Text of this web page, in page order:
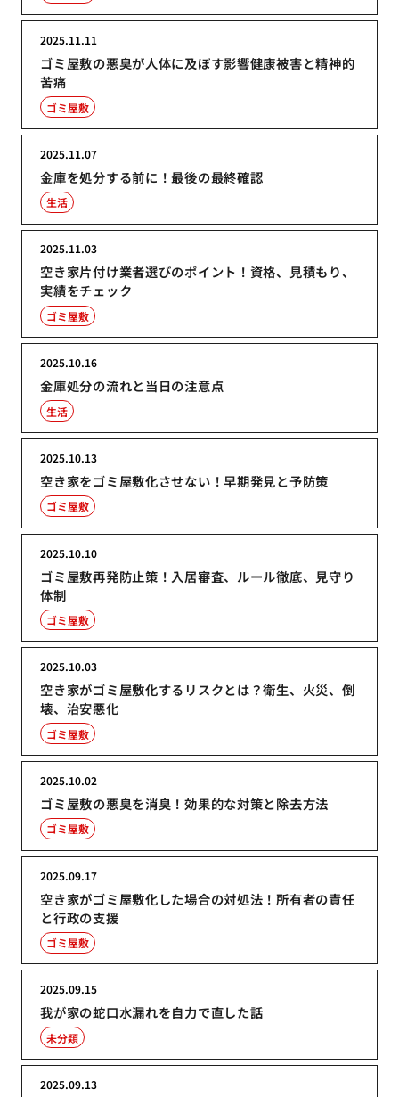
ゴミ屋敷の悪臭が人体に及ぼす影響健康被害と精神的
苦痛
2025.11.11
ゴミ屋敷
金庫を処分する前に！最後の最終確認
2025.11.07
生活
空き家片付け業者選びのポイント！資格、見積もり、
実績をチェック
2025.11.03
ゴミ屋敷
金庫処分の流れと当日の注意点
2025.10.16
生活
空き家をゴミ屋敷化させない！早期発見と予防策
2025.10.13
ゴミ屋敷
ゴミ屋敷再発防止策！入居審査、ルール徹底、見守り
体制
2025.10.10
ゴミ屋敷
空き家がゴミ屋敷化するリスクとは？衛生、火災、倒
壊、治安悪化
2025.10.03
ゴミ屋敷
ゴミ屋敷の悪臭を消臭！効果的な対策と除去方法
2025.10.02
ゴミ屋敷
空き家がゴミ屋敷化した場合の対処法！所有者の責任
と行政の支援
2025.09.17
ゴミ屋敷
我が家の蛇口水漏れを自力で直した話
2025.09.15
未分類
2025.09.13